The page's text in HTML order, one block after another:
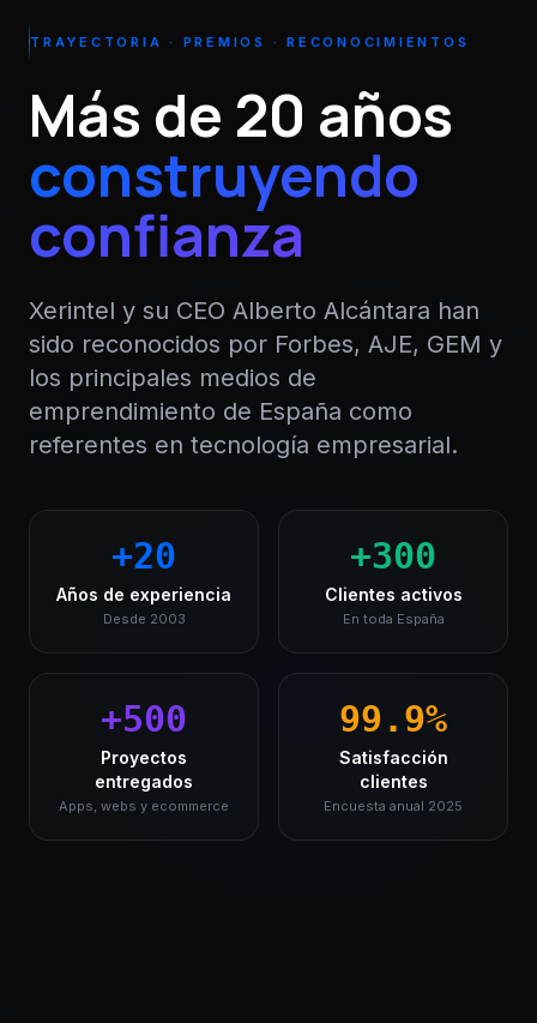
TRAYECTORIA · PREMIOS · RECONOCIMIENTOS
Más de 20 años
construyendo
confianza
Xerintel y su CEO Alberto Alcántara han
sido reconocidos por Forbes, AJE, GEM y
los principales medios de
emprendimiento de España como
referentes en tecnología empresarial.
+20
Años de experiencia
Desde 2003
+300
Clientes activos
En toda España
+500
Proyectos
entregados
Apps, webs y ecommerce
99.9%
Satisfacción
clientes
Encuesta anual 2025